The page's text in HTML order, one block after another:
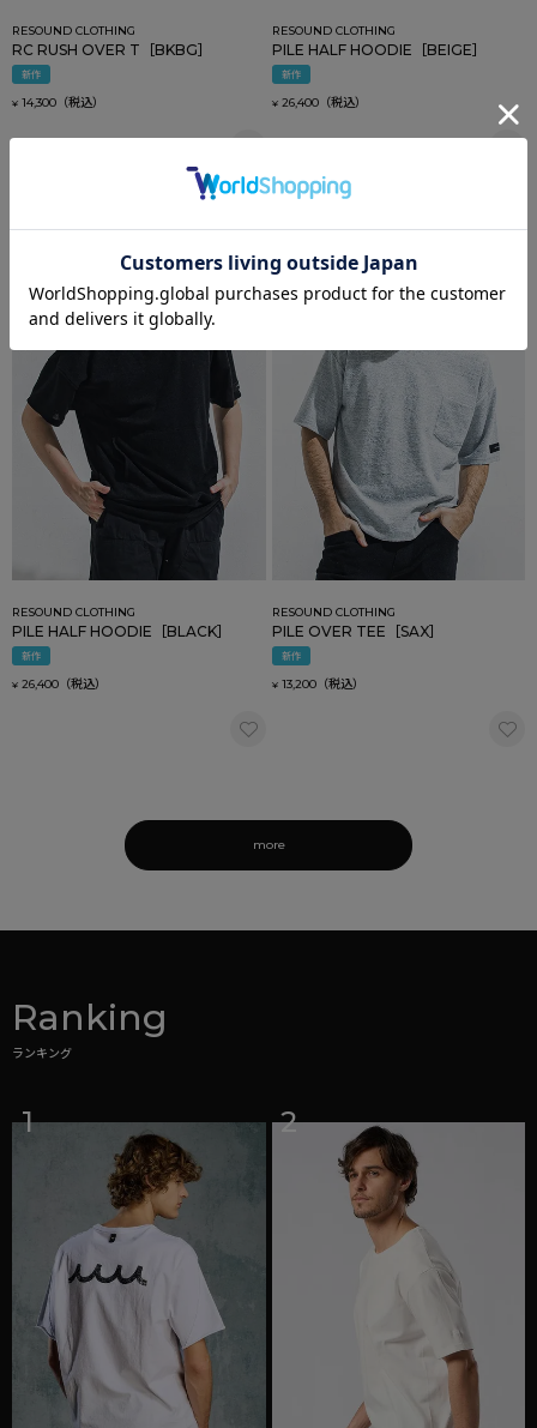
RESOUND CLOTHING
RC RUSH OVER T［BKBG］
新作
¥ 14,300
RESOUND CLOTHING
PILE HALF HOODIE［BEIGE］
新作
¥ 26,400
RESOUND CLOTHING
PILE HALF HOODIE［BLACK］
新作
¥ 26,400
RESOUND CLOTHING
PILE OVER TEE［SAX］
新作
¥ 13,200
more
Ranking
ランキング